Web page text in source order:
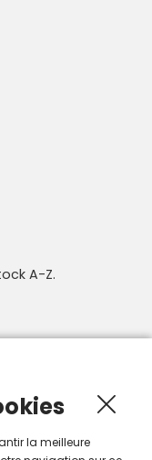
A-Z.
par e-mail.
la meilleure